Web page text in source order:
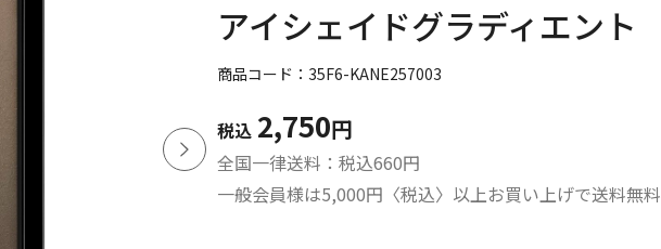
アイシェイドグラディエント
商品コード：35F6-KANE257003
税込 2,750円
全国一律送料：税込660円
一般会員様は5,000円〈税込〉以上お買い上げで送料無料